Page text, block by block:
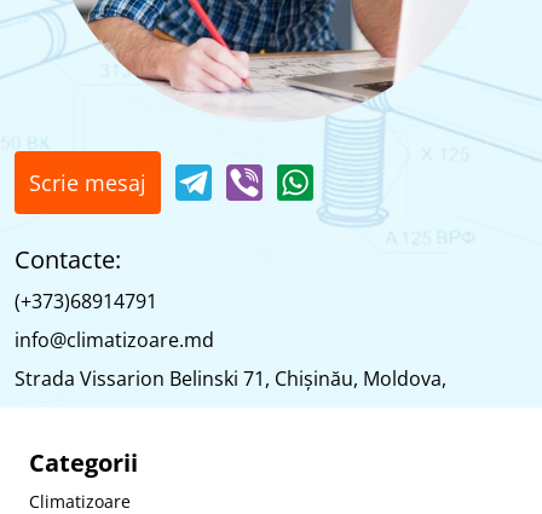
Scrie mesaj
Contacte:
(+373)68914791
info@climatizoare.md
Strada Vissarion Belinski 71, Chişinău, Moldova,
Categorii
Climatizoare